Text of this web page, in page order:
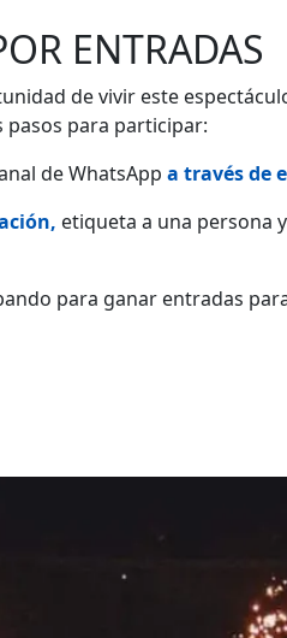
ENTRADAS
de vivir este
pasos para participar:
de WhatsApp a través de
etiqueta a una persona y
para ganar entradas